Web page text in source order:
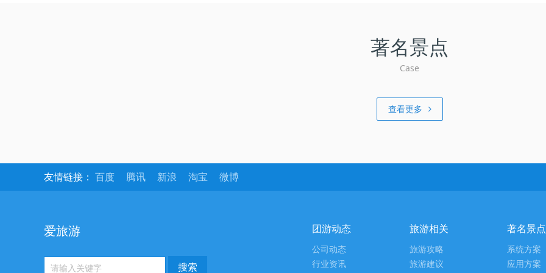
著名景点
Case
查看更多
友情链接： 百度 腾讯 新浪 淘宝 微博
爱旅游 团游动态
公司动态
行业资讯
旅游相关
旅游攻略
旅游建议
著名景点
系统方案
应用方案